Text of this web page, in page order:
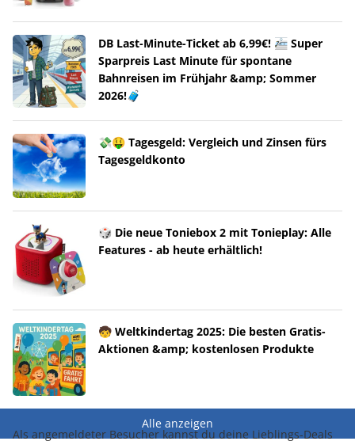
DB Last-Minute-Ticket ab 6,99€! 🚈 Super
Sparpreis Last Minute für spontane
Bahnreisen im Frühjahr &amp; Sommer
2026!🧳
💸🤑 Tagesgeld: Vergleich und Zinsen fürs
Tagesgeldkonto
🎲 Die neue Toniebox 2 mit Tonieplay: Alle
Features - ab heute erhältlich!
🧒 Weltkindertag 2025: Die besten Gratis-
Aktionen &amp; kostenlosen Produkte
Alle anzeigen
Als angemeldeter Besucher kannst du deine Lieblings-Deals